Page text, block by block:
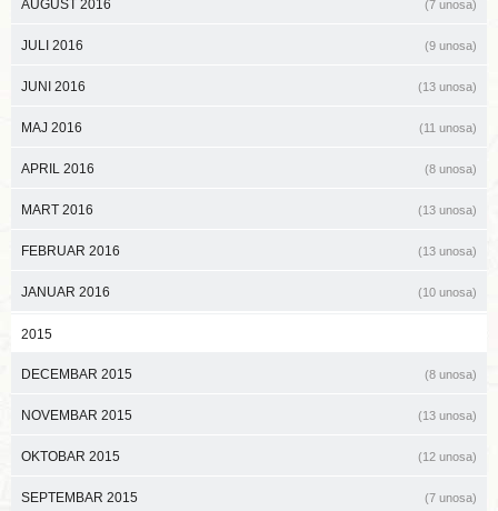
AUGUST 2016 (7 unosa)
JULI 2016 (9 unosa)
JUNI 2016 (13 unosa)
MAJ 2016 (11 unosa)
APRIL 2016 (8 unosa)
MART 2016 (13 unosa)
FEBRUAR 2016 (13 unosa)
JANUAR 2016 (10 unosa)
2015
DECEMBAR 2015 (8 unosa)
NOVEMBAR 2015 (13 unosa)
OKTOBAR 2015 (12 unosa)
SEPTEMBAR 2015 (7 unosa)